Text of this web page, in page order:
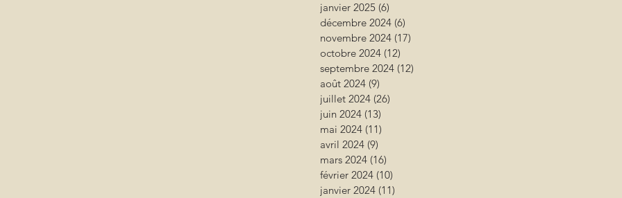
janvier 2025 (6)
décembre 2024 (6)
novembre 2024 (17)
octobre 2024 (12)
septembre 2024 (12)
août 2024 (9)
juillet 2024 (26)
juin 2024 (13)
mai 2024 (11)
avril 2024 (9)
mars 2024 (16)
février 2024 (10)
janvier 2024 (11)